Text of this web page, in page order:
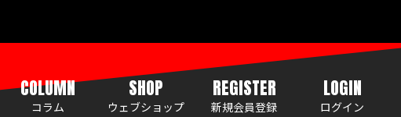
COLUMN
コラム
SHOP
ウェブショップ
REGISTER
新規会員登録
LOGIN
ログイン